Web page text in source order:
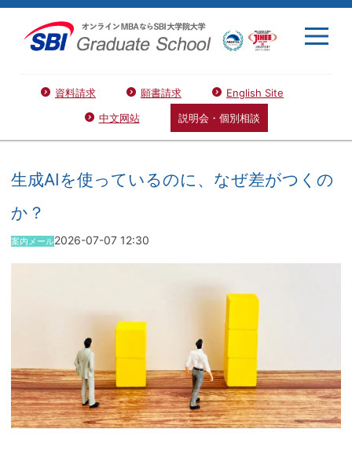
資料請求 願書請求
English Site
中文网站
説明会・個別相談
生成AIを使っているのに、なぜ差がつくの
か？
案内メール2026-07-07 12:30